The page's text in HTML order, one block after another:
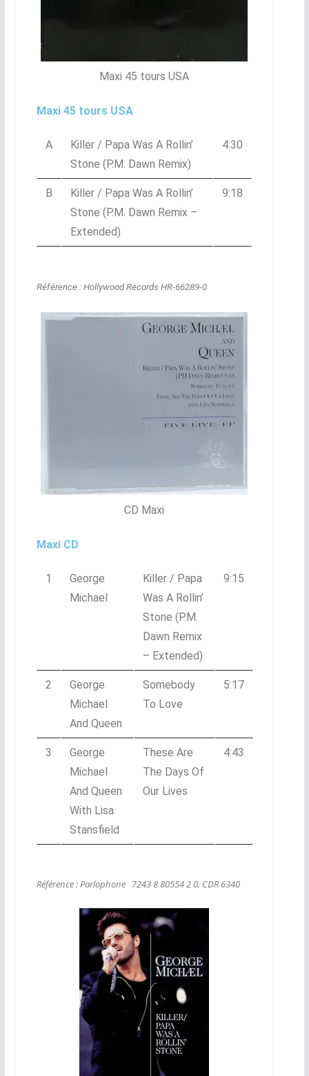
Maxi 45 tours USA
Maxi 45 tours USA
A
Killer / Papa Was A Rollin’
Stone (P.M. Dawn Remix)
4:30
B
Killer / Papa Was A Rollin’
Stone (P.M. Dawn Remix –
Extended)
9:18
Référence : Hollywood Records HR-66289-0
CD Maxi
Maxi CD
1
George
Michael
Killer / Papa
Was A Rollin’
Stone (P.M.
Dawn Remix
– Extended)
9:15
2
George
Michael
And Queen
Somebody
To Love
5:17
3
George
Michael
And Queen
With Lisa
Stansfield
These Are
The Days Of
Our Lives
4:43
Référence : Parlophone ‎ 7243 8 80554 2 0, CDR 6340